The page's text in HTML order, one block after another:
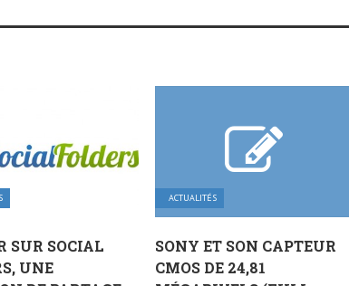
SUR SOCIAL
UNE
ACTUALITÉS
SONY ET SON CAPTEUR
CMOS DE 24,81